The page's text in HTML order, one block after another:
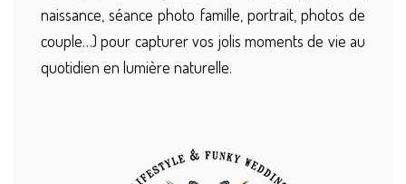
naissance, séance photo famille, portrait, photos de
couple…) pour capturer vos jolis moments de vie au
quotidien en lumière naturelle.